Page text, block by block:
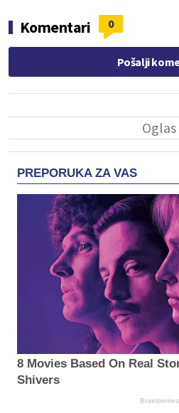
Komentari 0
Pošalji
PREPORUKA ZA VAS
8 Movies Based On Real
Shivers
Brainberries